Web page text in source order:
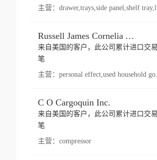
主营：
Russell James Cornelia Arlington Va
来自美国的客户，此公司累计进口交易
笔
主营： personal
C O Cargoquin Inc.
来自美国的客户，此公司累计进口交易
笔
主营： compressor